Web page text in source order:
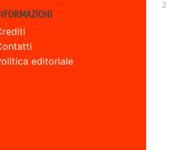
editoriale